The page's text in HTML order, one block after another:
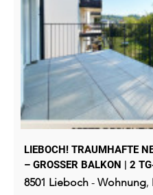
LIEBOCH! TRAUMHAFTE
– GROSSER BALKON | 2
8501 Lieboch-Wohnung,